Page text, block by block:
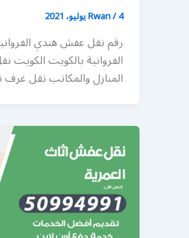
Rwan/4 يوليو، 2021
رقم نقل عفش هندي
الفروانية بالكويت الكويت
المنازل والمكاتب نقل غرف